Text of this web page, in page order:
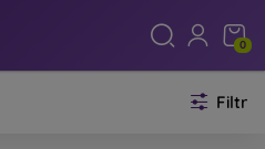
0
Filtr